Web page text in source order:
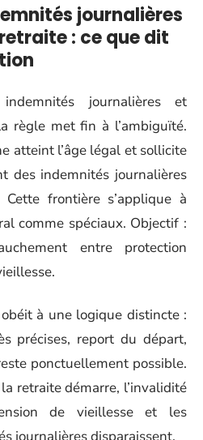
journalières
: ce que dit
journalières et
règle met fin à l’ambiguïté.
atteint l’âge légal et sollicite
des indemnités journalières
Cette frontière s’applique à
comme spéciaux. Objectif :
entre protection
à une logique distincte :
précises, report du départ,
ponctuellement possible.
retraite démarre, l’invalidité
de vieillesse et les
journalières disparaissent.